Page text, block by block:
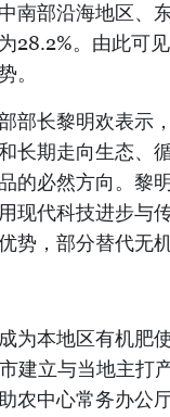
南部沿海地区、
28.2%。由此可
。
部长黎明欢表示
长期走向生态、
的必然方向。黎
现代科技进步与
势，部分替代无
为本地区有机肥
建立与当地主打
农中心常务办公